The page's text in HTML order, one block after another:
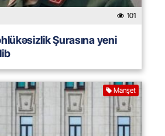
101
Şurasına yeni
Manşet